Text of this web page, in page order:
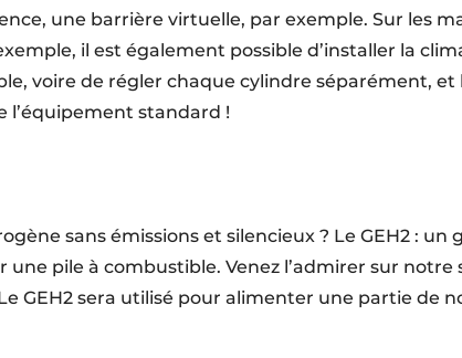
une barrière virtuelle, par exemple. Sur les
il est également possible d’installer la
voire de régler chaque cylindre séparément, et
standard !
sans émissions et silencieux ? Le GEH2 : un
pile à combu­stible. Venez l’admirer sur notre
GEH2 sera utilisé pour alimenter une partie de